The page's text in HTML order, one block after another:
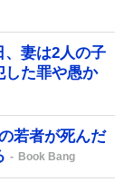
、妻は2人の子
た罪や愚か
若者が死んだ
Book Bang